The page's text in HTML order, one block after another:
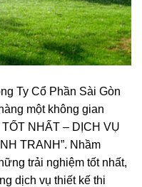
Ty Cổ Phần Sài Gòn
một không gian
NHẤT – DỊCH VỤ
TRANH”. Nhầm
trải nghiệm tốt nhất,
dịch vụ thiết kế thi